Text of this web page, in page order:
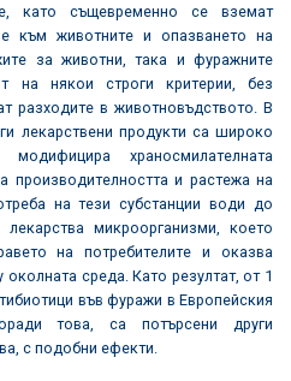
като същевременно се вземат
към животните и опазването на
за животни, така и фуражните
на някои строги критерии, без
разходите в животновъдството. В
лекарствени продукти са широко
храносмилателната
и растежа на
на тези субстанции води до
микроорганизми, което
на потребителите и оказва
среда. Като резултат, от 1
във фуражи в Европейския
това, са потърсени други
с подобни ефекти.